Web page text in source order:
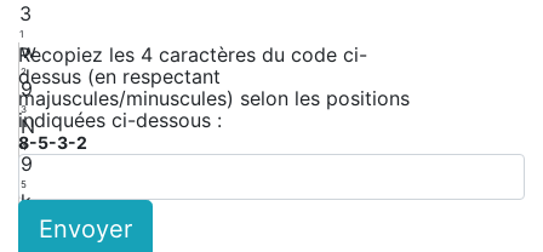
3
1
w
2
9
3
N
4
9
5
k
Recopiez les 4 caractères du code ci-
dessus (en respectant
majuscules/minuscules) selon les positions
indiquées ci-dessous :
8-5-3-2
Envoyer